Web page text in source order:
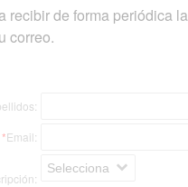
recibir de forma periódica
correo.
*Email:
Selecciona